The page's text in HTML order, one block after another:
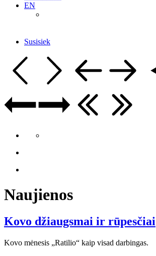
EN
Susisiek
Naujienos
Kovo džiaugsmai ir rūpesčiai
Kovo mėnesis „Ratilio“ kaip visad darbingas.